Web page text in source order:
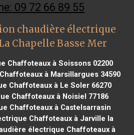
09 72 66 89 55
chaudière électrique
Chapelle Basse Mer
Chaffoteaux à Soissons 02200
à Marsillargues 34590
Chaffoteaux à Le Soler 66270
Chaffoteaux à Noisiel 77186
Chaffoteaux à Castelsarrasin
Chaffoteaux à Jarville la
électrique Chaffoteaux à